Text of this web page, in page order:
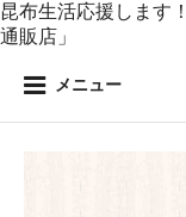
昆布生活応援します
通販店」
メニュー